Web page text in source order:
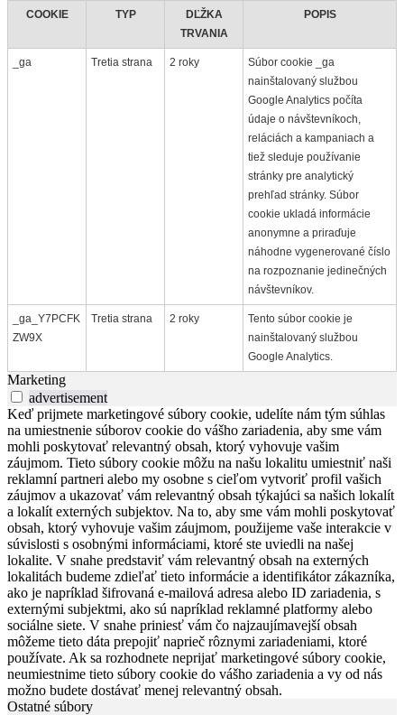
COOKIE TYP
DĽŽKA
TRVANIA
POPIS
_ga Tretia strana 2 roky
Súbor cookie _ga
nainštalovaný službou
Google Analytics počíta
údaje o návštevníkoch,
reláciách a kampaniach a
tiež sleduje používanie
stránky pre analytický
prehľad stránky. Súbor
cookie ukladá informácie
anonymne a priraďuje
náhodne vygenerované číslo
na rozpoznanie jedinečných
návštevníkov.
_ga_Y7PCFK
ZW9X
Tretia strana 2 roky
Tento súbor cookie je
nainštalovaný službou
Google Analytics.
Marketing
advertisement
Keď prijmete marketingové súbory cookie, udelíte nám tým súhlas
na umiestnenie súborov cookie do vášho zariadenia, aby sme vám
mohli poskytovať relevantný obsah, ktorý vyhovuje vašim
záujmom. Tieto súbory cookie môžu na našu lokalitu umiestniť naši
reklamní partneri alebo my osobne s cieľom vytvoriť profil vašich
záujmov a ukazovať vám relevantný obsah týkajúci sa našich lokalít
a lokalít externých subjektov. Na to, aby sme vám mohli poskytovať
obsah, ktorý vyhovuje vašim záujmom, použijeme vaše interakcie v
súvislosti s osobnými informáciami, ktoré ste uviedli na našej
lokalite. V snahe predstaviť vám relevantný obsah na externých
lokalitách budeme zdieľať tieto informácie a identifikátor zákazníka,
ako je napríklad šifrovaná e-mailová adresa alebo ID zariadenia, s
externými subjektmi, ako sú napríklad reklamné platformy alebo
sociálne siete. V snahe priniesť vám čo najzaujímavejší obsah
môžeme tieto dáta prepojiť naprieč rôznymi zariadeniami, ktoré
používate. Ak sa rozhodnete neprijať marketingové súbory cookie,
neumiestnime tieto súbory cookie do vášho zariadenia a vy od nás
možno budete dostávať menej relevantný obsah.
Ostatné súbory